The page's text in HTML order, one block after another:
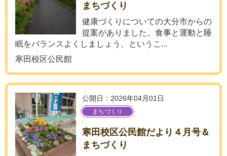
まちづくり
健康づくりについての大分市からの
提案がありました。食事と運動と睡
眠をバランスよくしましょう、というこ...
寒田校区公民館
公開日：2026年04月01日
まちづくり
寒田校区公民館だより４月号＆
まちづくり